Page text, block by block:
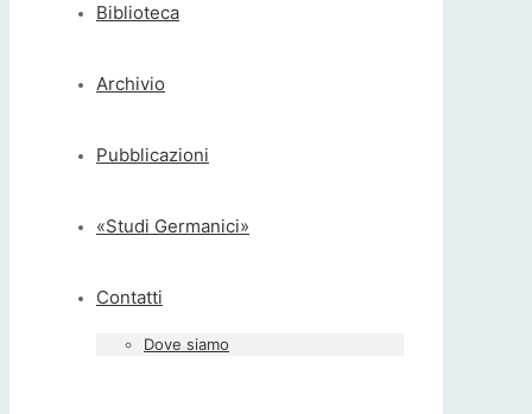
Biblioteca
Archivio
Pubblicazioni
«Studi Germanici»
Contatti
Dove siamo